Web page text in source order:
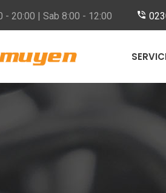
- 20:00 | Sab 8:00 - 12:00